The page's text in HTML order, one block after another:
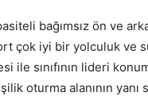
bağımsız ön ve
çok iyi bir yolculuk ve
ile sınıfının lideri
oturma alanının yanı